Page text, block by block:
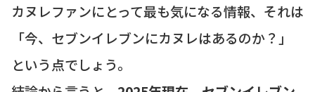
カヌレファンにとって最も気になる情報、それは
「今、セブンイレブンにカヌレはあるのか？」
という点でしょう。